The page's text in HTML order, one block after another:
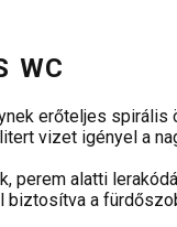
WC
erőteljes spirális
vizet igényel a
perem alatti
biztosítva a